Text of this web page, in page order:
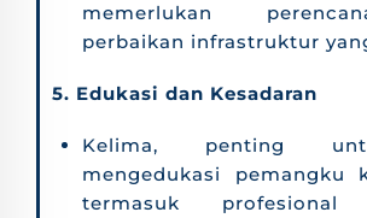
memerlukan
perbaikan infrastruktur
5. Edukasi dan Kesadaran
Kelima, penting
mengedukasi pemangku
termasuk profesional